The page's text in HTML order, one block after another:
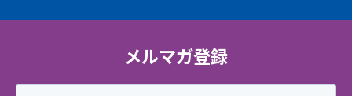
メルマガ登録